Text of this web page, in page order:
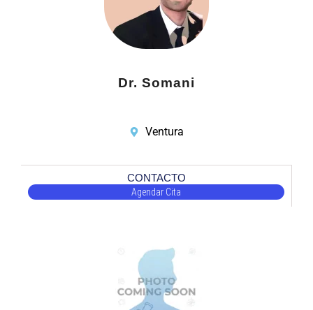
Dr. Somani
Ventura
CONTACTO
Agendar Cita